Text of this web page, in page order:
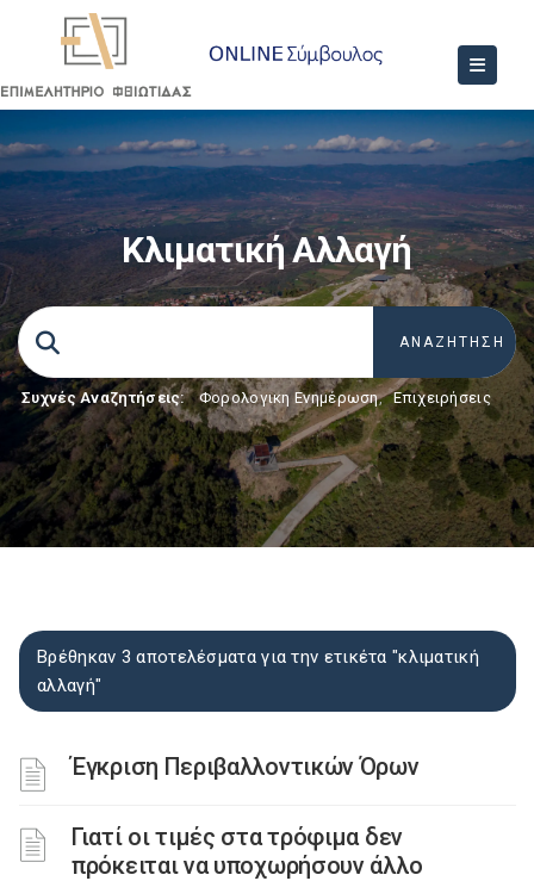
Κλιματική Αλλαγή
Συχνές Αναζητήσεις: Φορολογικη Ενημέρωση, Επιχειρήσεις
Βρέθηκαν 3 αποτελέσματα για την ετικέτα "κλιματική
αλλαγή"
Έγκριση Περιβαλλοντικών Όρων
Γιατί οι τιμές στα τρόφιμα δεν
πρόκειται να υποχωρήσουν άλλο